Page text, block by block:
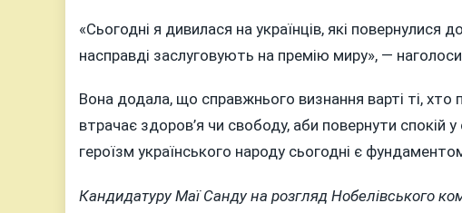
«Сьогодні я дивилася на українців, які
насправді заслуговують на премію миру», —
Вона додала, що справжнього визнання варті ті,
втрачає здоров’я чи свободу, аби повернути спокій
героїзм українського народу сьогодні є
Кандидатуру Маї Санду на розгляд Нобелівського